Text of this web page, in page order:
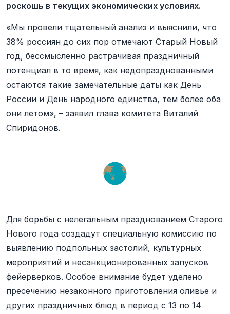
роскошь в текущих экономических условиях.
«Мы провели тщательный анализ и выяснили, что
38% россиян до сих пор отмечают Старый Новый
год, бессмысленно растрачивая праздничный
потенциал в то время, как недопразднованными
остаются такие замечательные даты как День
России и День народного единства, тем более оба
они летом», – заявил глава комитета Виталий
Спиридонов.
Для борьбы с нелегальным празднованием Старого
Нового года создадут специальную комиссию по
выявлению подпольных застолий, культурных
мероприятий и несанкционированных запусков
фейерверков. Особое внимание будет уделено
пресечению незаконного приготовления оливье и
других праздничных блюд в период с 13 по 14